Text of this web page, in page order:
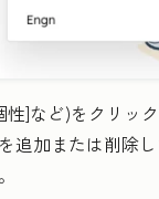
性]など)をクリッ
追加または削除